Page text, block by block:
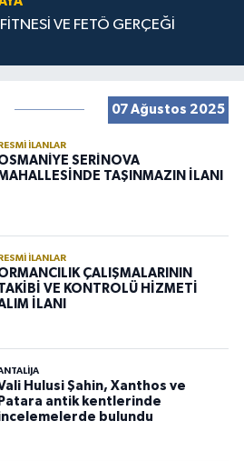
VE FETÖ GERÇEĞİ
07 Ağustos 2025
RESMI İLANLAR
SERİNOVA
TAŞINMAZIN İLANI
RESMI İLANLAR
ÇALIŞMALARININ
VE KONTROLÜ HİZMETİ
İLANI
Hulusi Şahin, Xanthos ve
Patara antik kentlerinde
bulundu